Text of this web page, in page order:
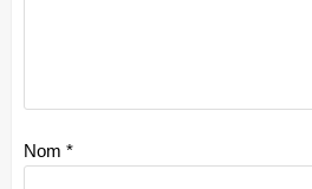
Nom *